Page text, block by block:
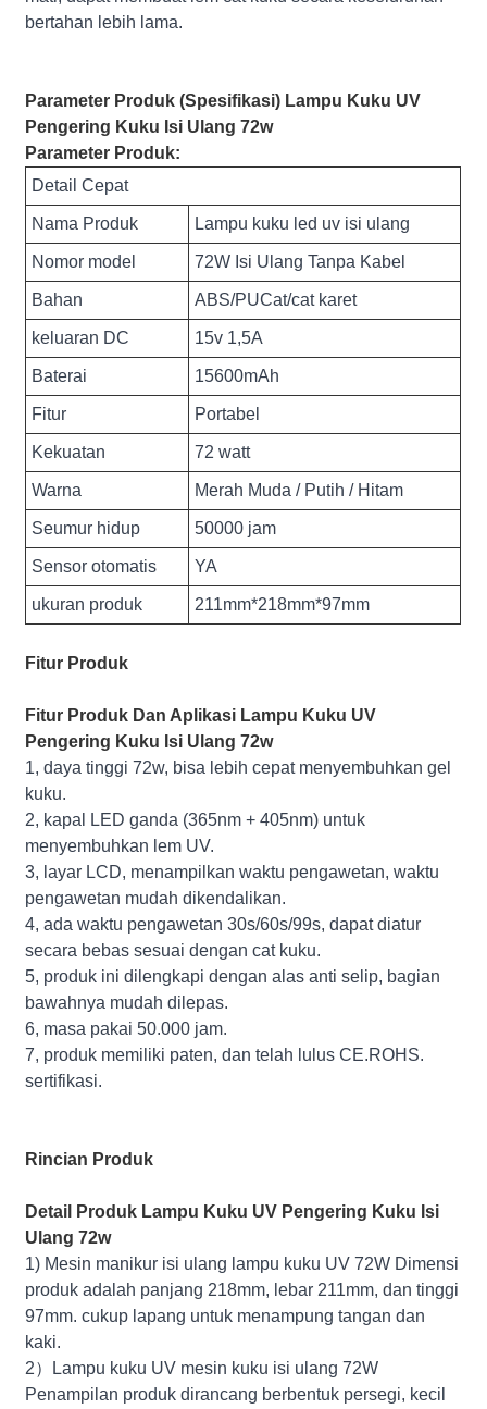
bertahan lebih lama.
Parameter Produk (Spesifikasi) Lampu Kuku UV
Pengering Kuku Isi Ulang 72w
Parameter Produk:
Detail Cepat
Nama Produk Lampu kuku led uv isi ulang
Nomor model 72W Isi Ulang Tanpa Kabel
Bahan ABS/PUCat/cat karet
keluaran DC 15v 1,5A
Baterai 15600mAh
Fitur Portabel
Kekuatan 72 watt
Warna Merah Muda / Putih / Hitam
Seumur hidup 50000 jam
Sensor otomatis YA
ukuran produk 211mm*218mm*97mm
Fitur Produk
Fitur Produk Dan Aplikasi Lampu Kuku UV
Pengering Kuku Isi Ulang 72w
1, daya tinggi 72w, bisa lebih cepat menyembuhkan gel
kuku.
2, kapal LED ganda (365nm + 405nm) untuk
menyembuhkan lem UV.
3, layar LCD, menampilkan waktu pengawetan, waktu
pengawetan mudah dikendalikan.
4, ada waktu pengawetan 30s/60s/99s, dapat diatur
secara bebas sesuai dengan cat kuku.
5, produk ini dilengkapi dengan alas anti selip, bagian
bawahnya mudah dilepas.
6, masa pakai 50.000 jam.
7, produk memiliki paten, dan telah lulus CE.ROHS.
sertifikasi.
Rincian Produk
Detail Produk Lampu Kuku UV Pengering Kuku Isi
Ulang 72w
1) Mesin manikur isi ulang lampu kuku UV 72W Dimensi
produk adalah panjang 218mm, lebar 211mm, dan tinggi
97mm. cukup lapang untuk menampung tangan dan
kaki.
2）Lampu kuku UV mesin kuku isi ulang 72W
Penampilan produk dirancang berbentuk persegi, kecil